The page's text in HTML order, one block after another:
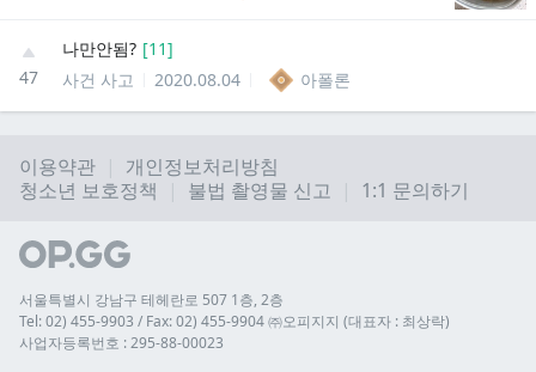
47
나만안됨? [11]
사건 사고
2020.08.04 아폴론
이용약관
개인정보처리방침
청소년 보호정책
불법 촬영물 신고 1:1 문의하기
서울특별시 강남구 테헤란로 507 1층, 2층
Tel: 02) 455-9903 / Fax: 02) 455-9904 ㈜오피지지 (대표자 : 최상락)
사업자등록번호 : 295-88-00023